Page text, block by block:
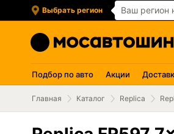
Выбрать регион Ваш регион
Подбор по авто Акции
Главная Каталог Replica